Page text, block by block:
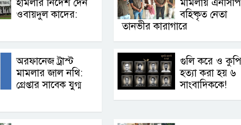
হামলার নির্দেশ দেন
ওবায়দুল কাদের:
মামলায়
বহিষ্কৃত নেতা
তানভীর কারাগারে
অরফানেজ ট্রাস্ট
মামলার জাল নথি:
গ্রেপ্তার সাবেক যুগ্ম
গুলি করে ও
হত্যা করা হয় ৬
সাংবাদিককে!